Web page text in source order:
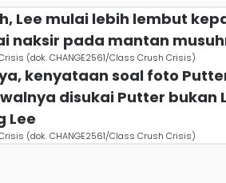
Lee mulai lebih lembut
naksir pada mantan
(dok. CHANGE2561/Class Crush Crisis)
kenyataan soal foto
disukai Putter bukan
Lee
(dok. CHANGE2561/Class Crush Crisis)